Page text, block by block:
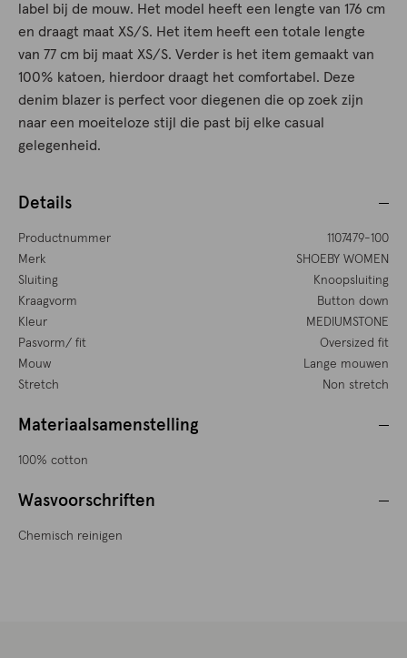
label bij de mouw. Het model heeft een lengte van 176 cm
en draagt maat XS/S. Het item heeft een totale lengte
van 77 cm bij maat XS/S. Verder is het item gemaakt van
100% katoen, hierdoor draagt het comfortabel. Deze
denim blazer is perfect voor diegenen die op zoek zijn
naar een moeiteloze stijl die past bij elke casual
gelegenheid.
Details
Productnummer
1107479-100
Merk
SHOEBY WOMEN
Sluiting
Knoopsluiting
Kraagvorm
Button down
Kleur
MEDIUMSTONE
Pasvorm/ fit
Oversized fit
Mouw
Lange mouwen
Stretch
Non stretch
Materiaalsamenstelling
100% cotton
Wasvoorschriften
Chemisch reinigen